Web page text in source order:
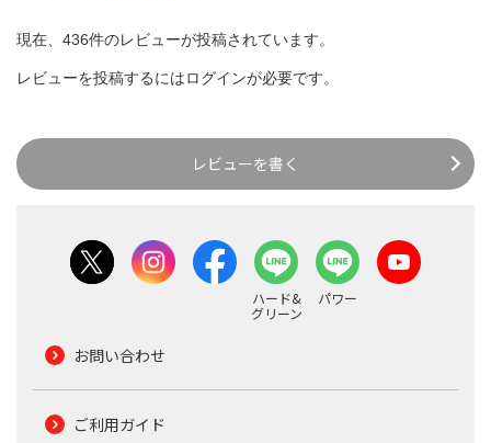
現在、436件のレビューが投稿されています。
レビューを投稿するにはログインが必要です。
レビューを書く
ハード&
グリーン
パワー
お問い合わせ
ご利用ガイド